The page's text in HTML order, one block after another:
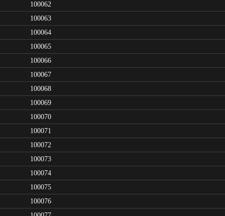
100062
100063
100064
100065
100066
100067
100068
100069
100070
100071
100072
100073
100074
100075
100076